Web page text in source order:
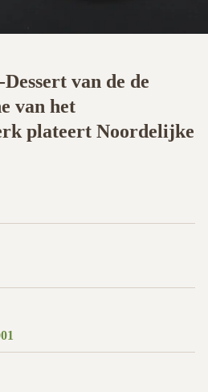
van de de
van het
plateert Noordelijke